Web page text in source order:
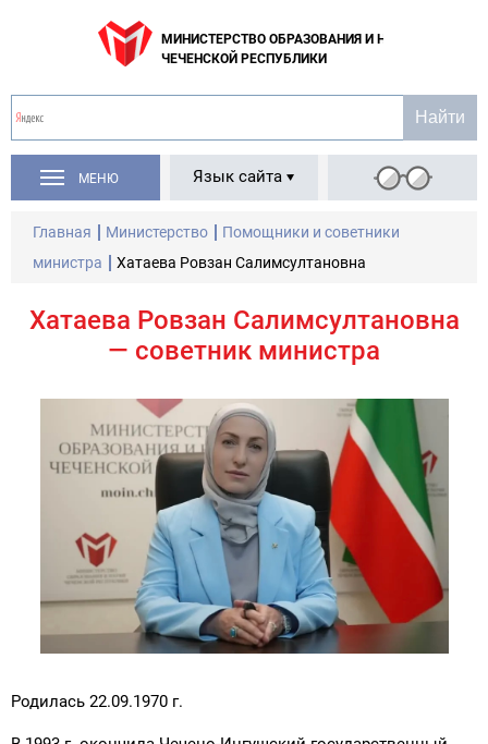
МИНИСТЕРСТВО ОБРАЗОВАНИЯ И НАУКИ
ЧЕЧЕНСКОЙ РЕСПУБЛИКИ
МЕНЮ Язык сайта
Главная Министерство
Помощники и советники
министра
Хатаева Ровзан Салимсултановна
Хатаева Ровзан Салимсултановна
— советник министра
Родилась 22.09.1970 г.